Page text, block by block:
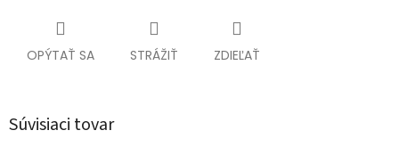
OPÝTAŤ SA STRÁŽIŤ ZDIEĽAŤ
Súvisiaci tovar